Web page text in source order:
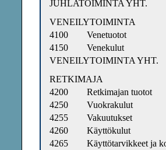
JUHLATOIMINTA YHT.
VENEILYTOIMINTA
4100
Venetuotot
4150
Venekulut
VENEILYTOIMINTA YHT.
RETKIMAJA
4200
Retkimajan tuotot
4250
Vuokrakulut
4255
Vakuutukset
4260
Käyttökulut
4265
Käyttötarvikkeet ja